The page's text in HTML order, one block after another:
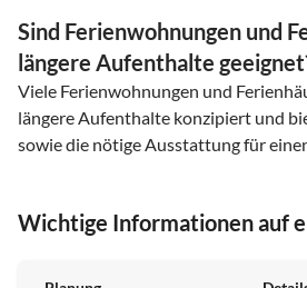
Sind Ferienwohnungen und
längere Aufenthalte
Viele Ferienwohnungen und
längere Aufenthalte konzipiert und
sowie die nötige Ausstattung für
Wichtige Informationen auf